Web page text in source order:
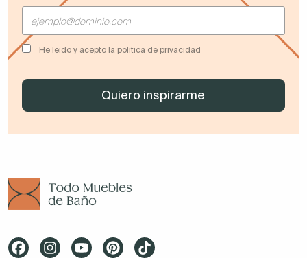
He leído y acepto la política de privacidad